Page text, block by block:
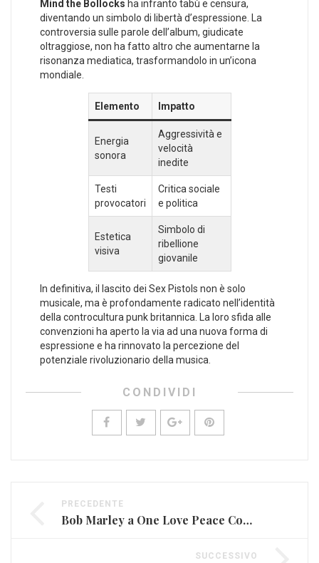
Mind the Bollocks ha ⁤infranto tabù e ⁢censura,
diventando un simbolo di libertà d’espressione.⁢ La
controversia ‍sulle ⁣parole dell’album, giudicate
oltraggiose, non​ ha fatto altro⁣ che aumentarne la
risonanza ‍mediatica, trasformandolo in un’icona‌
mondiale.
Elemento Impatto
Energia
sonora
Aggressività e
velocità
inedite
Testi
provocatori
Critica sociale
e politica
Estetica
visiva
Simbolo di
ribellione
giovanile
In definitiva, il lascito dei Sex ‍Pistols non è solo
musicale, ma è profondamente radicato nell’identità
⁢della controcultura punk britannica. La loro sfida alle ​
convenzioni ha ⁤aperto la via ad una ‍nuova forma di​
espressione e ha rinnovato la percezione del
potenziale‌ rivoluzionario della musica.
CONDIVIDI
PRECEDENTE
Bob Marley a One Love Peace Concert: musica e politica
SUCCESSIVO